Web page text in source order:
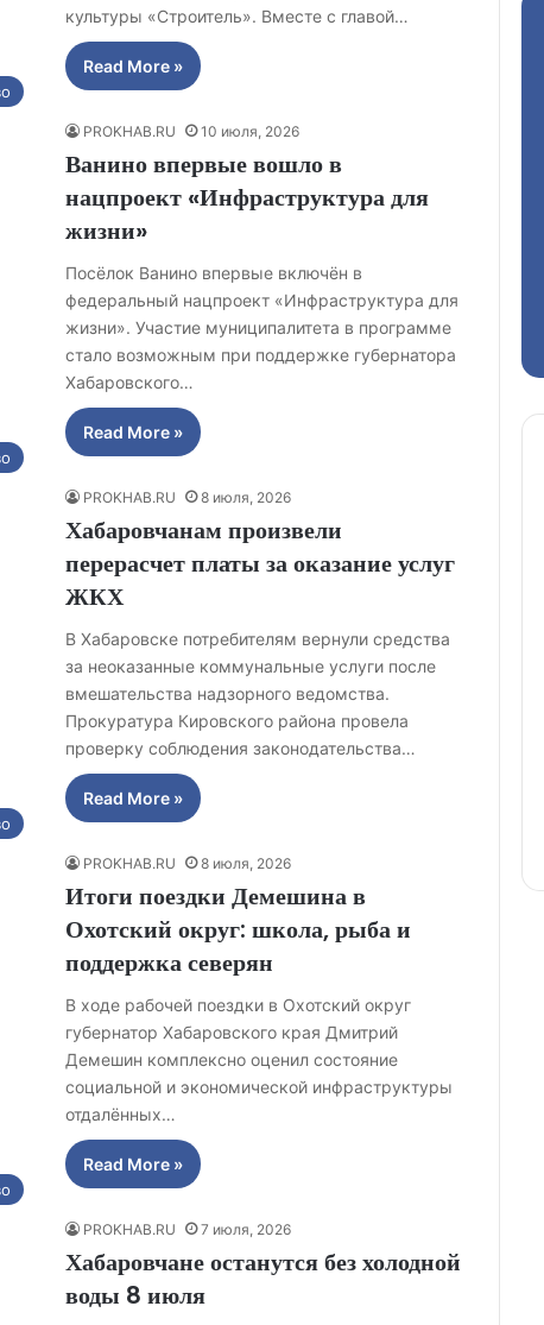
культуры «Строитель». Вместе с главой…
Read More »
PROKHAB.RU 10 июля, 2026
Ванино впервые вошло в
нацпроект «Инфраструктура для
жизни»
Посёлок Ванино впервые включён в
федеральный нацпроект «Инфраструктура для
жизни». Участие муниципалитета в программе
стало возможным при поддержке губернатора
Хабаровского…
Read More »
PROKHAB.RU 8 июля, 2026
Хабаровчанам произвели
перерасчет платы за оказание услуг
ЖКХ
В Хабаровске потребителям вернули средства
за неоказанные коммунальные услуги после
вмешательства надзорного ведомства.
Прокуратура Кировского района провела
проверку соблюдения законодательства…
Read More »
PROKHAB.RU 8 июля, 2026
Итоги поездки Демешина в
Охотский округ: школа, рыба и
поддержка северян
В ходе рабочей поездки в Охотский округ
губернатор Хабаровского края Дмитрий
Демешин комплексно оценил состояние
социальной и экономической инфраструктуры
отдалённых…
Read More »
PROKHAB.RU 7 июля, 2026
Хабаровчане останутся без холодной
воды 8 июля